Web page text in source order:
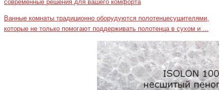
современные решения для вашего комфорта
Ванные комнаты традиционно оборудуются полотенцесушителями,
которые не только помогают поддерживать полотенца в сухом и ...